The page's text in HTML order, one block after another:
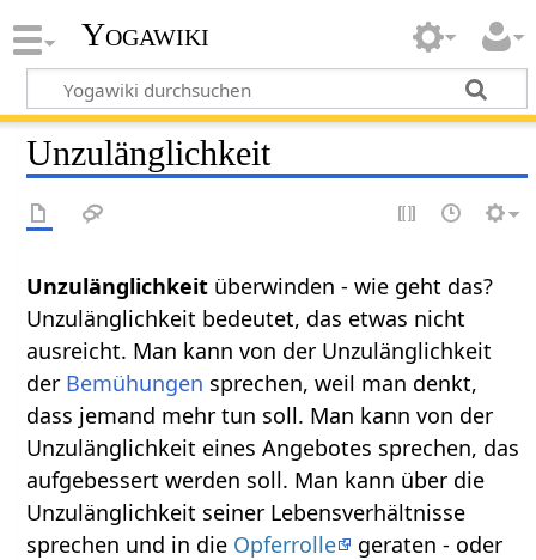
Yogawiki
Unzulänglichkeit
Unzulänglichkeit überwinden - wie geht das?
Unzulänglichkeit bedeutet, das etwas nicht
ausreicht. Man kann von der Unzulänglichkeit
der Bemühungen sprechen, weil man denkt,
dass jemand mehr tun soll. Man kann von der
Unzulänglichkeit eines Angebotes sprechen, das
aufgebessert werden soll. Man kann über die
Unzulänglichkeit seiner Lebensverhältnisse
sprechen und in die Opferrolle
geraten - oder